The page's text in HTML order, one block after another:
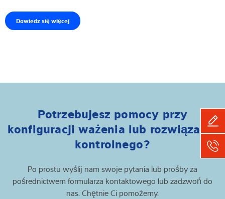
Dowiedz się więcej
Potrzebujesz pomocy przy
konfiguracji ważenia lub rozwiązania
kontrolnego?
Po prostu wyślij nam swoje pytania lub prośby za
pośrednictwem formularza kontaktowego lub zadzwoń do
nas. Chętnie Ci pomożemy.